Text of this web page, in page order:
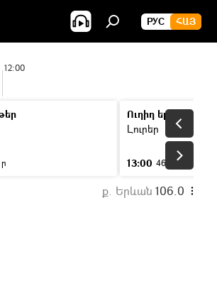
РУС ՀԱՅ
12:00
Ուղիղ եթեր
Լուրեր
13:00 46 ր
ք. Երևան 106.0